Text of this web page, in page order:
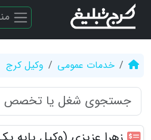
خدمات عمومی وکیل کرج